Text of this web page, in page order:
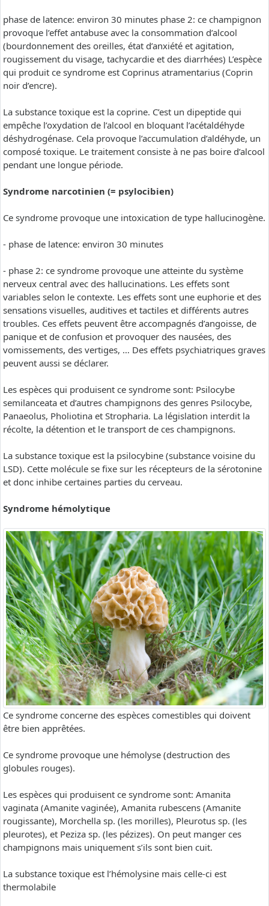
phase de latence: environ 30 minutes phase 2: ce champignon
provoque l’effet antabuse avec la consommation d’alcool
(bourdonnement des oreilles, état d’anxiété et agitation,
rougissement du visage, tachycardie et des diarrhées) L’espèce
qui produit ce syndrome est Coprinus atramentarius (Coprin
noir d’encre).
La substance toxique est la coprine. C’est un dipeptide qui
empêche l’oxydation de l’alcool en bloquant l’acétaldéhyde
déshydrogénase. Cela provoque l’accumulation d’aldéhyde, un
composé toxique. Le traitement consiste à ne pas boire d’alcool
pendant une longue période.
Syndrome narcotinien (= psylocibien)
Ce syndrome provoque une intoxication de type hallucinogène.
- phase de latence: environ 30 minutes
- phase 2: ce syndrome provoque une atteinte du système
nerveux central avec des hallucinations. Les effets sont
variables selon le contexte. Les effets sont une euphorie et des
sensations visuelles, auditives et tactiles et différents autres
troubles. Ces effets peuvent être accompagnés d’angoisse, de
panique et de confusion et provoquer des nausées, des
vomissements, des vertiges, … Des effets psychiatriques graves
peuvent aussi se déclarer.
Les espèces qui produisent ce syndrome sont: Psilocybe
semilanceata et d’autres champignons des genres Psilocybe,
Panaeolus, Pholiotina et Stropharia. La législation interdit la
récolte, la détention et le transport de ces champignons.
La substance toxique est la psilocybine (substance voisine du
LSD). Cette molécule se fixe sur les récepteurs de la sérotonine
et donc inhibe certaines parties du cerveau.
Syndrome hémolytique
Ce syndrome concerne des espèces comestibles qui doivent
être bien apprêtées.
Ce syndrome provoque une hémolyse (destruction des
globules rouges).
Les espèces qui produisent ce syndrome sont: Amanita
vaginata (Amanite vaginée), Amanita rubescens (Amanite
rougissante), Morchella sp. (les morilles), Pleurotus sp. (les
pleurotes), et Peziza sp. (les pézizes). On peut manger ces
champignons mais uniquement s’ils sont bien cuit.
La substance toxique est l’hémolysine mais celle-ci est
thermolabile